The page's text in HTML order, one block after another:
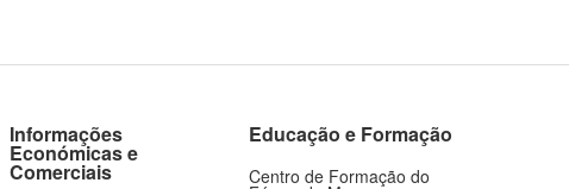
Informações
Económicas e
Comerciais
Educação e Formação
Centro de Formação do